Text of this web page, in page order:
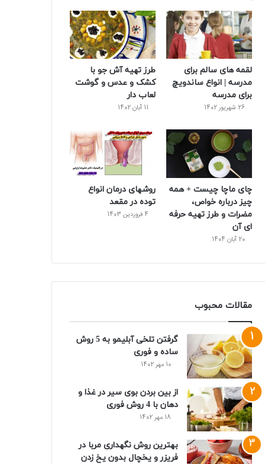
ک
ر
ی
س
ت
ب
س
لقمه های سالم برای
مدرسه | انواع ساندویچ
برای مدرسه
26 شهریور 1402
طرز تهیه آش جو با
کشک و عدس و گوشت
لعاب دار
11 آبان 1402
چای ماچا چیست + همه
چیز درباره خواص،
مضرات و طرز تهیه حرفه
‌ای آن
20 آبان 1404
روشهای درمان انواع
توده در مقعد
4 فروردین 1403
مقالات محبوب
گرفتن تلخی آبلیمو به 5 روش
ساده و فوری
10 مهر 1402
از بین بردن بوی سیر در غذا و
دهان با 4 روش فوری
18 مهر 1402
بهترین روش نگهداری مربا در
فریزر و یخچال بدون یخ زدن